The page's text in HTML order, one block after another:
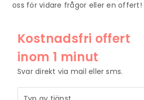
oss för vidare frågor eller en offert!
Kostnadsfri offert
inom 1 minut
Svar direkt via mail eller sms.